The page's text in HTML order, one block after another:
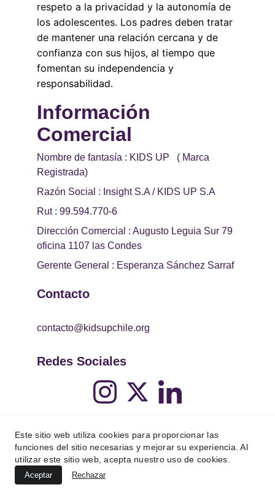
respeto a la privacidad y la autonomía de
los adolescentes. Los padres deben tratar
de mantener una relación cercana y de
confianza con sus hijos, al tiempo que
fomentan su independencia y
responsabilidad.
Contacto
contacto@kidsupchile.org
Redes Sociales
Información
Comercial
Nombre de fantasía : KIDS UP   ( Marca
Registrada)
Razón Social : Insight S.A / KIDS UP S.A
Rut : 99.594.770-6
Dirección Comercial : Augusto Leguia Sur 79
oficina 1107 las Condes
Gerente General : Esperanza Sánchez Sarraf
Este sitio web utiliza cookies para proporcionar las
funciones del sitio necesarias y mejorar su experiencia. Al
utilizar este sitio web, acepta nuestro uso de cookies.
Aceptar Rechazar